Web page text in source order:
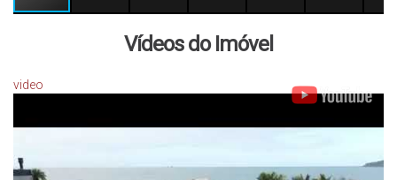
Vídeos do Imóvel
video